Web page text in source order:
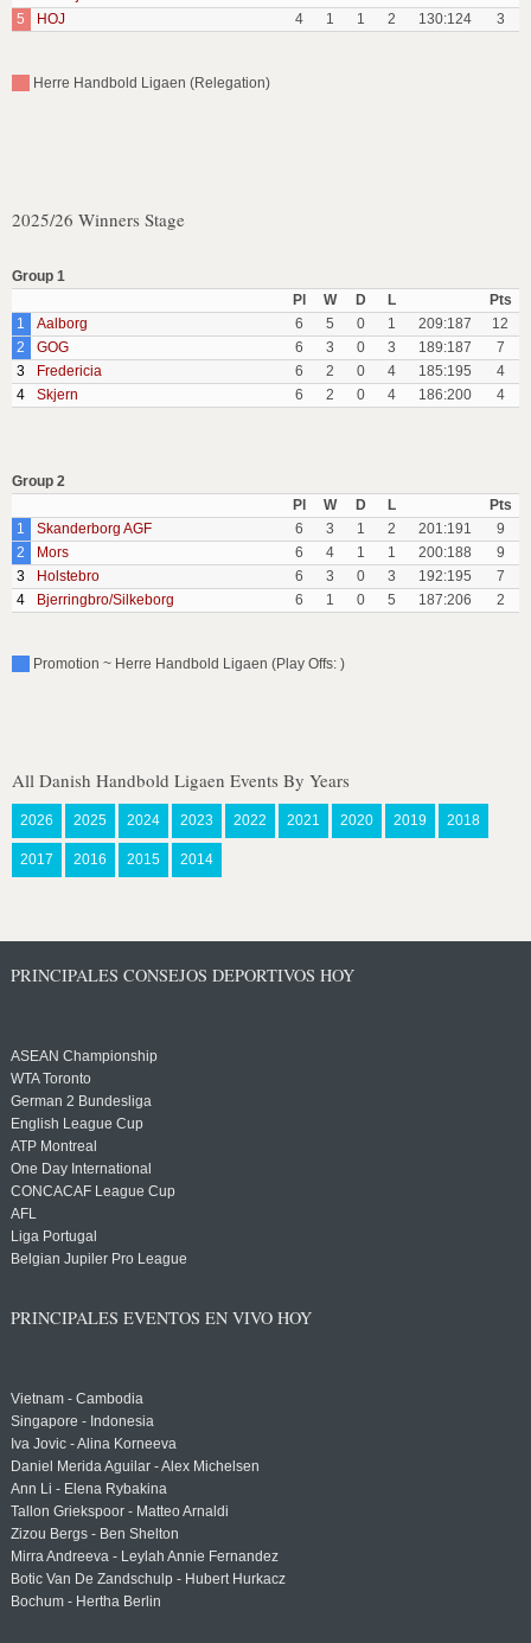
5
HOJ 4 1 1 2 130:124 3
Herre Handbold Ligaen (Relegation)
2025/26 Winners Stage
Group 1
Pl
W D L
Pts
1
Aalborg 6 5 0 1 209:187
12
2
GOG 6 3 0 3 189:187
7
3
Fredericia 6 2 0 4 185:195
4
4
Skjern 6 2 0 4 186:200 4
Group 2
Pl
W D L
Pts
1
Skanderborg AGF 6 3 1 2 201:191
9
2
Mors 6 4 1 1 200:188
9
3
Holstebro 6 3 0 3 192:195
7
4
Bjerringbro/Silkeborg 6 1 0 5 187:206 2
Promotion ~ Herre Handbold Ligaen (Play Offs: )
All Danish Handbold Ligaen Events By Years
2026 2025 2024 2023 2022 2021 2020 2019 2018
2017 2016 2015 2014
PRINCIPALES CONSEJOS DEPORTIVOS HOY
ASEAN Championship
WTA Toronto
German 2 Bundesliga
English League Cup
ATP Montreal
One Day International
CONCACAF League Cup
AFL
Liga Portugal
Belgian Jupiler Pro League
PRINCIPALES EVENTOS EN VIVO HOY
Vietnam - Cambodia
Singapore - Indonesia
Iva Jovic - Alina Korneeva
Daniel Merida Aguilar - Alex Michelsen
Ann Li - Elena Rybakina
Tallon Griekspoor - Matteo Arnaldi
Zizou Bergs - Ben Shelton
Mirra Andreeva - Leylah Annie Fernandez
Botic Van De Zandschulp - Hubert Hurkacz
Bochum - Hertha Berlin